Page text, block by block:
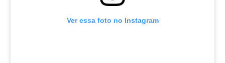
Ver essa foto no Instagram